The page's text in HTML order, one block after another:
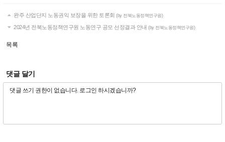
완주 산업단지 노동권익 보장을 위한 토론회 (by 전북노동정책연구원)
2024년 전북노동정책연구원 노동연구 공모 선정결과 안내 (by 전북노동정책연구원)
목록
댓글 달기